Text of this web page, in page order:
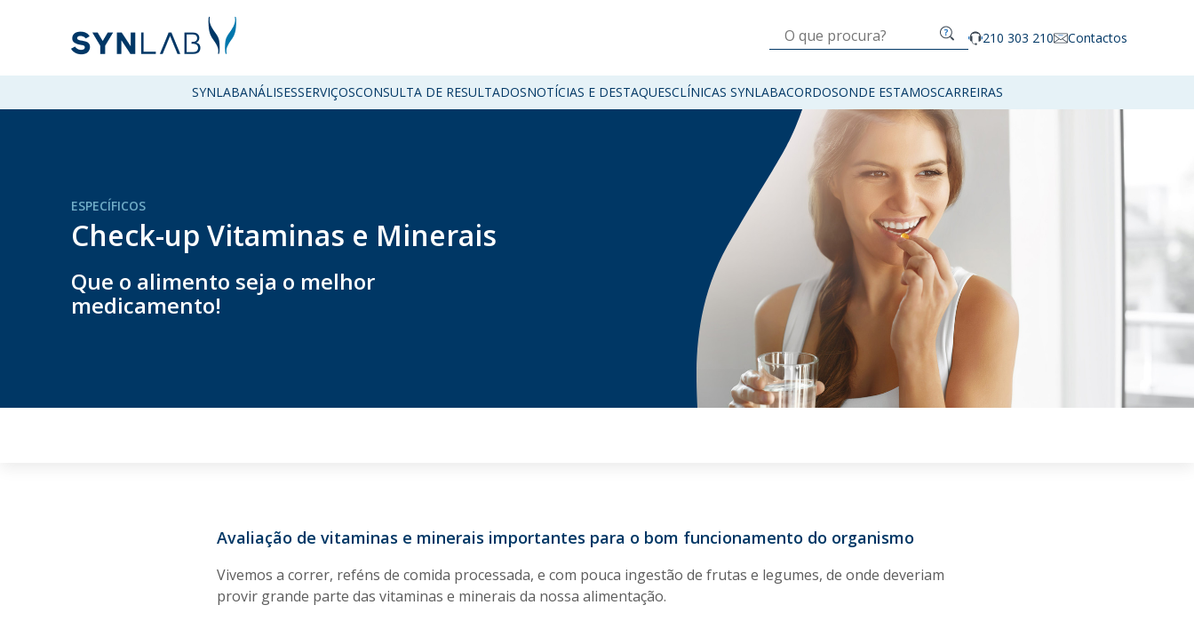
210 303 210 Contactos
SYNLABANÁLISESSERVIÇOSCONSULTA DE RESULTADOSNOTÍCIAS E DESTAQUESCLÍNICAS SYNLABACORDOSONDE ESTAMOSCARREIRAS
ESPECÍFICOS
Check-up Vitaminas e Minerais
Que o alimento seja o melhor
medicamento!
Avaliação de vitaminas e minerais importantes para o bom funcionamento do organismo
Vivemos a correr, reféns de comida processada, e com pouca ingestão de frutas e legumes, de onde deveriam
provir grande parte das vitaminas e minerais da nossa alimentação.